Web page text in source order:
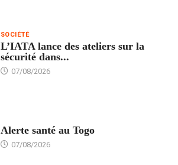
SOCIÉTÉ
L’IATA lance des ateliers sur la
sécurité dans...
07/08/2026
Alerte santé au Togo
07/08/2026